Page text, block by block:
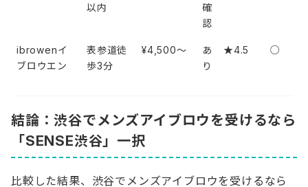
以内
確
認
ibrowenイ
ブロウエン
表参道徒
歩3分
¥4,500〜
あ
り
★4.5 ○
結論：渋谷でメンズアイブロウを受けるなら
「SENSE渋谷」一択
比較した結果、渋谷でメンズアイブロウを受けるなら